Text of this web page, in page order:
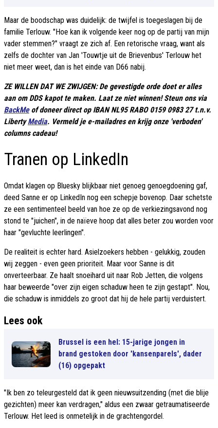
Maar de boodschap was duidelijk: de twijfel is toegeslagen bij de
familie Terlouw. "Hoe kan ik volgende keer nog op de partij van mijn
vader stemmen?" vraagt ze zich af. Een retorische vraag, want als
zelfs de dochter van Jan 'Touwtje uit de Brievenbus' Terlouw het
niet meer weet, dan is het einde van D66 nabij.
ZE WILLEN DAT WE ZWIJGEN: De gevestigde orde doet er alles
aan om DDS kapot te maken. Laat ze niet winnen! Steun ons via
BackMeof doneer direct op IBAN NL95 RABO 0159 0983 27 t.n.v.
LibertyMedia. Vermeld je e-mailadres en krijg onze 'verboden'
columns cadeau!
Tranen op LinkedIn
Omdat klagen op Bluesky blijkbaar niet genoeg genoegdoening gaf,
deed Sanne er op LinkedIn nog een schepje bovenop. Daar schetste
ze een sentimenteel beeld van hoe ze op de verkiezingsavond nog
stond te "juichen", in de naïeve hoop dat alles beter zou worden voor
haar "gevluchte leerlingen".
De realiteit is echter hard. Asielzoekers hebben - gelukkig, zouden
wij zeggen - even geen prioriteit. Maar voor Sanne is dit
onverteerbaar. Ze haalt snoeihard uit naar Rob Jetten, die volgens
haar beweerde "over zijn eigen schaduw heen te zijn gestapt". Nou,
die schaduw is inmiddels zo groot dat hij de hele partij verduistert.
Lees ook
Brussel is een hel: 15-jarige jongen in
brand gestoken door 'kansenparels', dader
(16) opgepakt
"Ik ben zo teleurgesteld dat ik geen nieuwsuitzending (met die blije
gezichten) meer kan verdragen," aldus een zwaar getraumatiseerde
Terlouw. Het leed is onmetelijk in de grachtengordel.